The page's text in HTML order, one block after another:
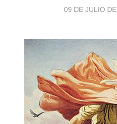
09 DE JULIO